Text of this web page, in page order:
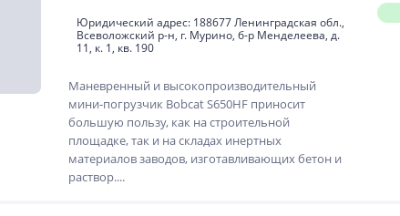
Юридический адрес: 188677 Ленинградская обл.,
Всеволожский р-н, г. Мурино, б-р Менделеева, д.
11, к. 1, кв. 190
Маневренный и высокопроизводительный
мини-погрузчик Bobcat S650HF приносит
большую пользу, как на строительной
площадке, так и на складах инертных
материалов заводов, изготавливающих бетон и
раствор....